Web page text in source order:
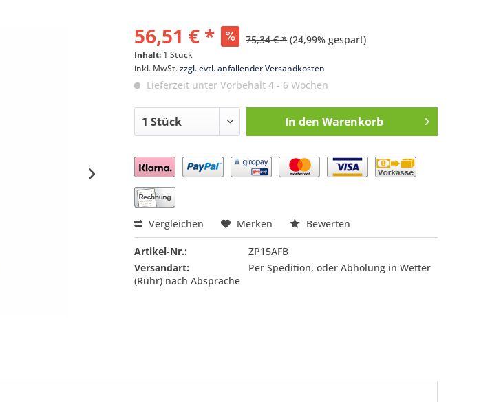
56,51 € * 75,34 € * (24,99% gespart)
Inhalt: 1 Stück
inkl. MwSt.zzgl. evtl. anfallender Versandkosten
Lieferzeit unter Vorbehalt 4 - 6 Wochen
In den Warenkorb
Preis anfragen
Vergleichen Merken Bewerten
Artikel-Nr.:
ZP15AFB
Versandart:
Per Spedition, oder Abholung in Wetter
(Ruhr) nach Absprache